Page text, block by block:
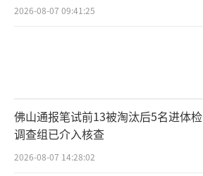
2026-08-07 09:41:25
佛山通报笔试前13被淘汰后5名进体检
调查组已介入核查
2026-08-07 14:28:02